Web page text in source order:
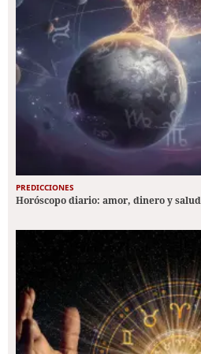
PREDICCIONES
Horóscopo diario: amor, dinero y